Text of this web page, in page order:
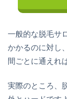
一般的な脱毛サ
かかるのに対し
間ごとに通えれ
実際のところ、